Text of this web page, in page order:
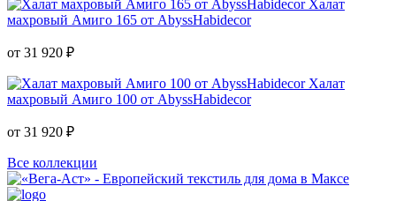
Халат
махровый Амиго 165 от AbyssHabidecor
от 31 920 ₽
Халат
махровый Амиго 100 от AbyssHabidecor
от 31 920 ₽
Все коллекции